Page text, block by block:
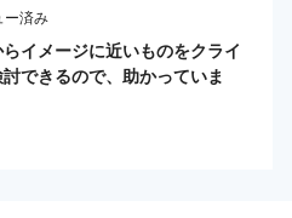
ー済み
イメージに近いものをクライ
できるので、助かっていま